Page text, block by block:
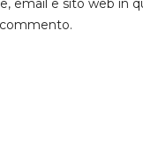
email e sito web in